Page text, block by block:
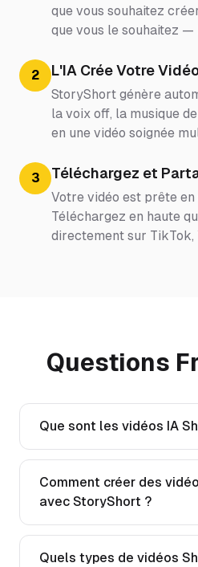
que vous souhaitez
que vous le souhaitez —
2 L'IA Crée Votre
StoryShort génère
la voix off, la musique
en une vidéo soignée
3 Téléchargez et
Votre vidéo est prête en
Téléchargez en haute
directement sur TikTok,
Questions
Que sont les vidéos IA
Comment créer des
avec StoryShort ?
Quels types de vidéos